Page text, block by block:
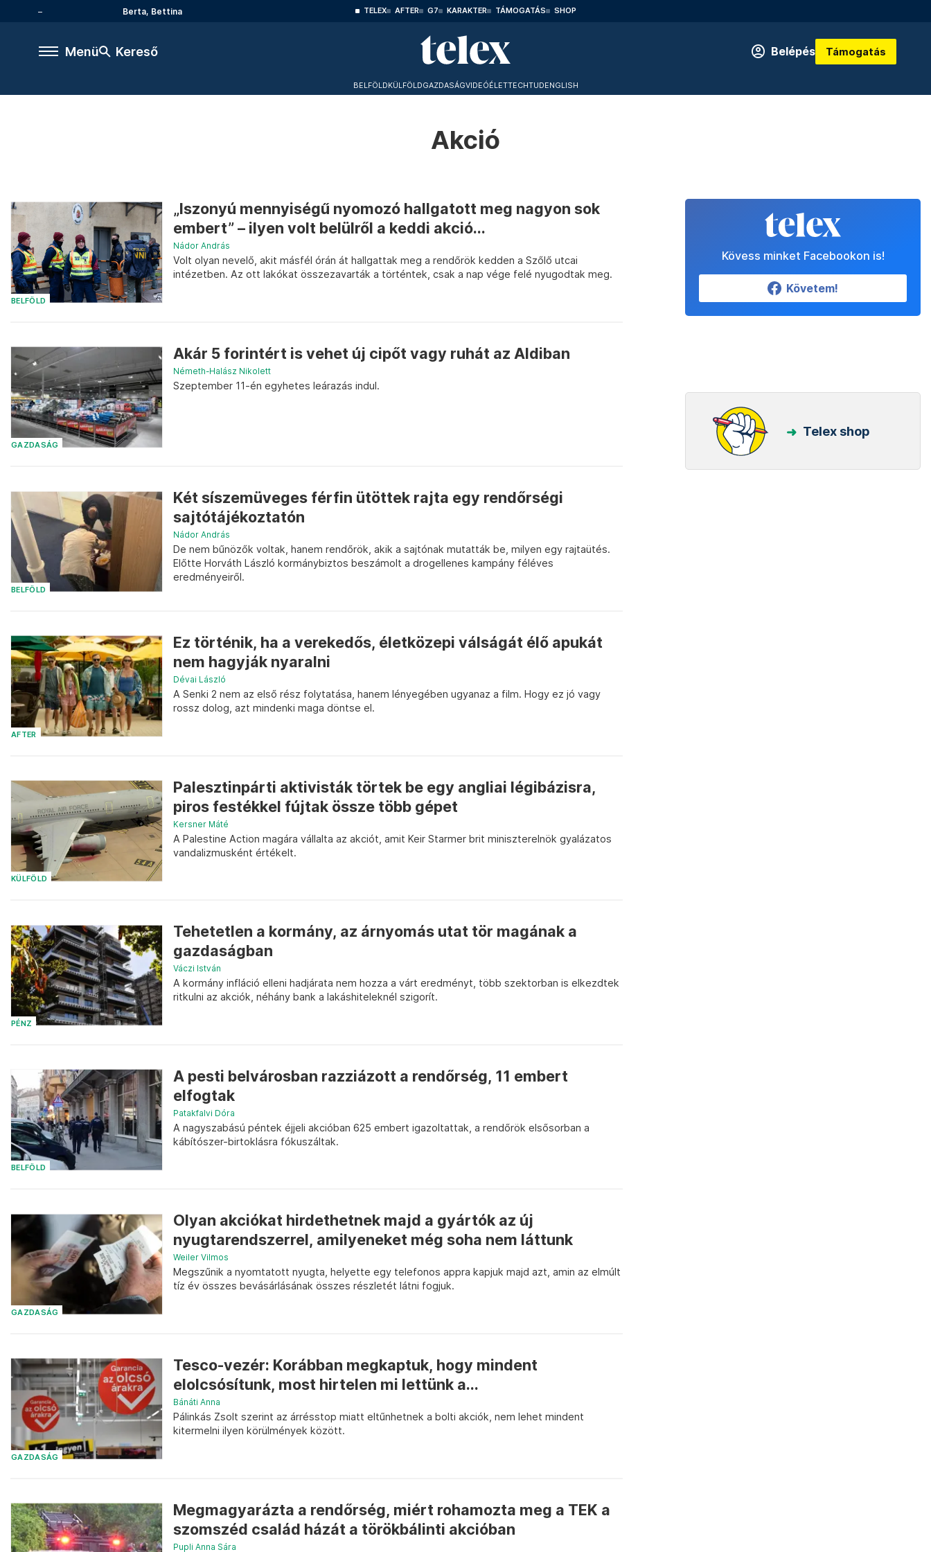
Berta, Bettina TELEX AFTER G7 KARAKTER TÁMOGATÁS SHOP
Menü Kereső Belépés Támogatás
BELFÖLDKÜLFÖLDGAZDASÁGVIDEÓÉLETTECHTUDENGLISH
Akció
BELFÖLD
„Iszonyú mennyiségű nyomozó hallgatott meg nagyon sok
embert” – ilyen volt belülről a keddi akció...
Nádor András
Volt olyan nevelő, akit másfél órán át hallgattak meg a rendőrök kedden a Szőlő utcai
intézetben. Az ott lakókat összezavarták a történtek, csak a nap vége felé nyugodtak meg.
GAZDASÁG
Akár 5 forintért is vehet új cipőt vagy ruhát az Aldiban
Németh-Halász Nikolett
Szeptember 11-én egyhetes leárazás indul.
BELFÖLD
Két síszemüveges férfin ütöttek rajta egy rendőrségi
sajtótájékoztatón
Nádor András
De nem bűnözők voltak, hanem rendőrök, akik a sajtónak mutatták be, milyen egy rajtaütés.
Előtte Horváth László kormánybiztos beszámolt a drogellenes kampány féléves
eredményeiről.
AFTER
Ez történik, ha a verekedős, életközepi válságát élő apukát
nem hagyják nyaralni
Dévai László
A Senki 2 nem az első rész folytatása, hanem lényegében ugyanaz a film. Hogy ez jó vagy
rossz dolog, azt mindenki maga döntse el.
KÜLFÖLD
Palesztinpárti aktivisták törtek be egy angliai légibázisra,
piros festékkel fújtak össze több gépet
Kersner Máté
A Palestine Action magára vállalta az akciót, amit Keir Starmer brit miniszterelnök gyalázatos
vandalizmusként értékelt.
PÉNZ
Tehetetlen a kormány, az árnyomás utat tör magának a
gazdaságban
Váczi István
A kormány infláció elleni hadjárata nem hozza a várt eredményt, több szektorban is elkezdtek
ritkulni az akciók, néhány bank a lakáshiteleknél szigorít.
BELFÖLD
A pesti belvárosban razziázott a rendőrség, 11 embert
elfogtak
Patakfalvi Dóra
A nagyszabású péntek éjjeli akcióban 625 embert igazoltattak, a rendőrök elsősorban a
kábítószer-birtoklásra fókuszáltak.
GAZDASÁG
Olyan akciókat hirdethetnek majd a gyártók az új
nyugtarendszerrel, amilyeneket még soha nem láttunk
Weiler Vilmos
Megszűnik a nyomtatott nyugta, helyette egy telefonos appra kapjuk majd azt, amin az elmúlt
tíz év összes bevásárlásának összes részletét látni fogjuk.
GAZDASÁG
Tesco-vezér: Korábban megkaptuk, hogy mindent
elolcsósítunk, most hirtelen mi lettünk a...
Bánáti Anna
Pálinkás Zsolt szerint az árrésstop miatt eltűnhetnek a bolti akciók, nem lehet mindent
kitermelni ilyen körülmények között.
Megmagyarázta a rendőrség, miért rohamozta meg a TEK a
szomszéd család házát a törökbálinti akcióban
Pupli Anna Sára
Kövess minket Facebookon is!
Követem!
Telex shop